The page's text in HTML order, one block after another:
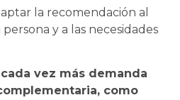
la recomendación al
y a las necesidades
vez más demanda
como